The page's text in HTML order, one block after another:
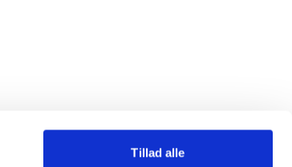
Tillad alle